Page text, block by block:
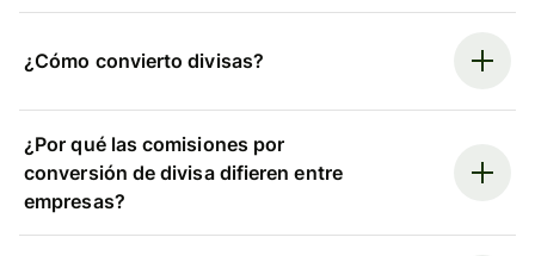
¿Cómo convierto divisas?
¿Por qué las comisiones por
conversión de divisa difieren entre
empresas?